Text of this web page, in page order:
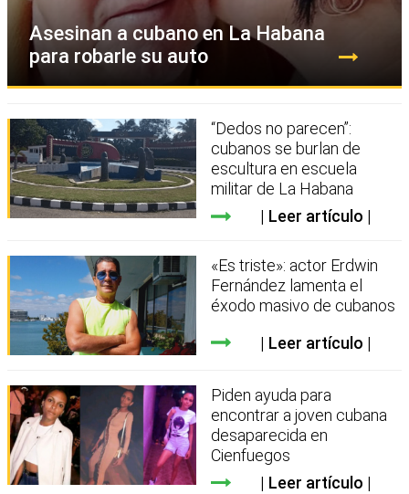
Asesinan a cubano en La Habana
para robarle su auto
“Dedos no parecen”:
cubanos se burlan de
escultura en escuela
militar de La Habana
Leer artículo
«Es triste»: actor Erdwin
Fernández lamenta el
éxodo masivo de cubanos
Leer artículo
Piden ayuda para
encontrar a joven cubana
desaparecida en
Cienfuegos
Leer artículo